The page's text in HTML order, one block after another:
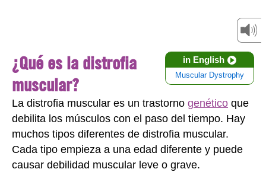
in English
Muscular Dystrophy
¿Qué es la distrofia
muscular?
La distrofia muscular es un trastorno genético que
debilita los músculos con el paso del tiempo. Hay
muchos tipos diferentes de distrofia muscular.
Cada tipo empieza a una edad diferente y puede
causar debilidad muscular leve o grave.